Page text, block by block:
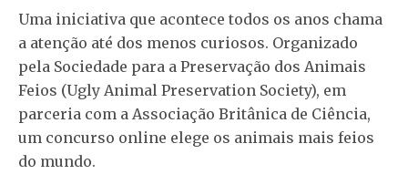
Uma iniciativa que acontece todos os anos chama
a atenção até dos menos curiosos. Organizado
pela Sociedade para a Preservação dos Animais
Feios (Ugly Animal Preservation Society), em
parceria com a Associação Britânica de Ciência,
um concurso online elege os animais mais feios
do mundo.